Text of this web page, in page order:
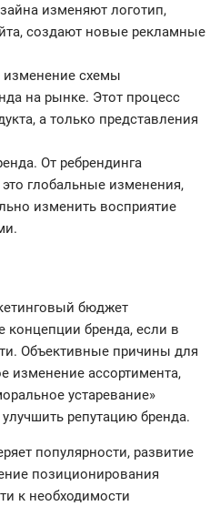
изменяют логотип,
создают новые рекламные
схемы
на рынке. Этот процесс
а только представления
От ребрендинга
глобальные изменения,
изменить восприятие
бюджет
концепции бренда, если в
Объективные причины для
изменение ассортимента,
устаревание»
репутацию бренда.
популярности, развитие
позиционирования
к необходимости